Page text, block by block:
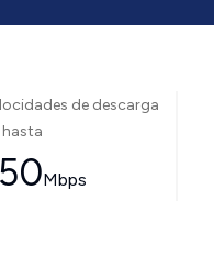
de descarga
hasta
Mbps